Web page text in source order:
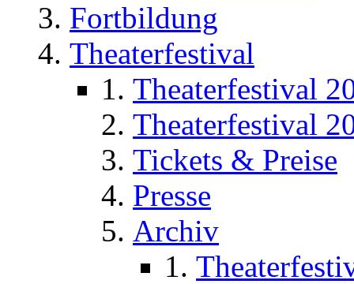
Fortbildung
Theaterfestival
Theaterfestival
Theaterfestival
Tickets & Preise
Presse
Archiv